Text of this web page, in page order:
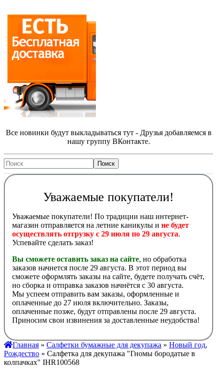
Все новинки будут выкладываться тут - Друзья добавляемся в
нашу группу ВКонтакте.
Уважаемые покупатели!
Уважаемые покупатели! По традиции наш интернет-
магазин отправляется на летние каникулы и не будет
осуществлять отгрузку с 29 июля по 29 августа.
Успевайте сделать заказ!
Вы сможете оставить заказ на сайте, но обработка
заказов начнется после 29 августа. В этот период вы
сможете оформлять заказы на сайте, будете получать счёт,
но сборка и отправка заказов начнётся с 30 августа.
Мы успеем отправить вам заказы, оформленные и
оплаченные до 27 июля включительно. Заказы,
оплаченные позже, будут отправлены после 29 августа.
Приносим свои извинения за доставленные неудобства!
Главная » Салфетки бумажные для декупажа » Новый год,
Рождество » Салфетка для декупажа "Гномы бородатые в
колпачках" IHR100568